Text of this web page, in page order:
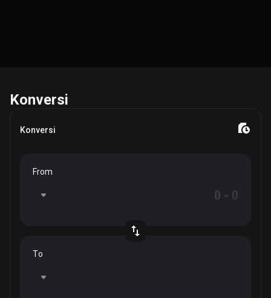
Konversi
Konversi
From
To